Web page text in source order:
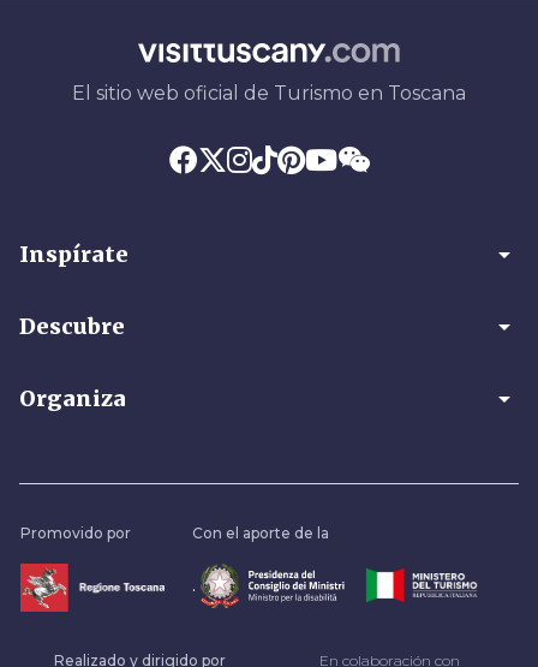
El sitio web oficial de Turismo en Toscana
Inspírate arrow_drop_down
Descubre arrow_drop_down
Organiza arrow_drop_down
Promovido por Con el aporte de la
.
Realizado y dirigido por En colaboración con